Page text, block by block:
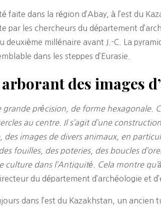
faite dans la région d’Abay, à l’est du
par les chercheurs du département
millénaire avant J.-C. La
dans les steppes d’Eurasie.
des images
grande précision, de forme hexagonale.
au centre. Il s’agit d’une
images de divers animaux, en
fouilles, des poteries, des boucles
dans l’Antiquité. Cela montre
du département d’archéologie et
dans l’est du Kazakhstan, un ancien